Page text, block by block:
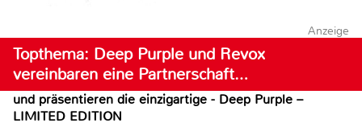
Anzeige
Topthema: Deep Purple und Revox
vereinbaren eine Partnerschaft…
und präsentieren die einzigartige - Deep Purple –
LIMITED EDITION